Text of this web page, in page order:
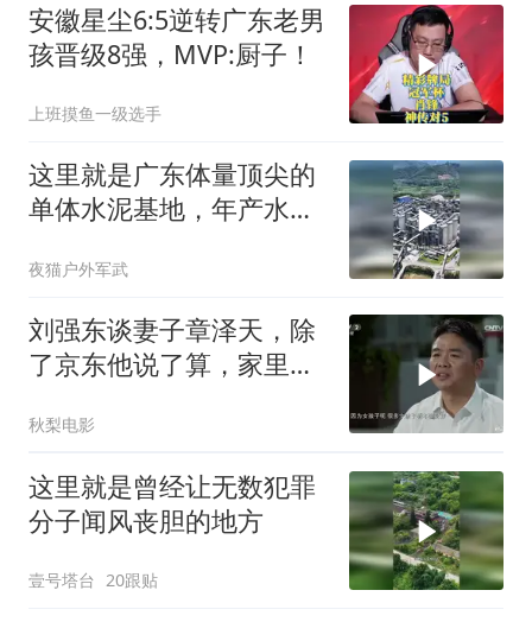
安徽星尘6:5逆转广东老男
孩晋级8强，MVP:厨子！
上班摸鱼一级选手
这里就是广东体量顶尖的
单体水泥基地，年产水泥
夜猫户外军武
刘强东谈妻子章泽天，除
了京东他说了算，家里都
秋梨电影
这里就是曾经让无数犯罪
分子闻风丧胆的地方
壹号塔台 20跟贴